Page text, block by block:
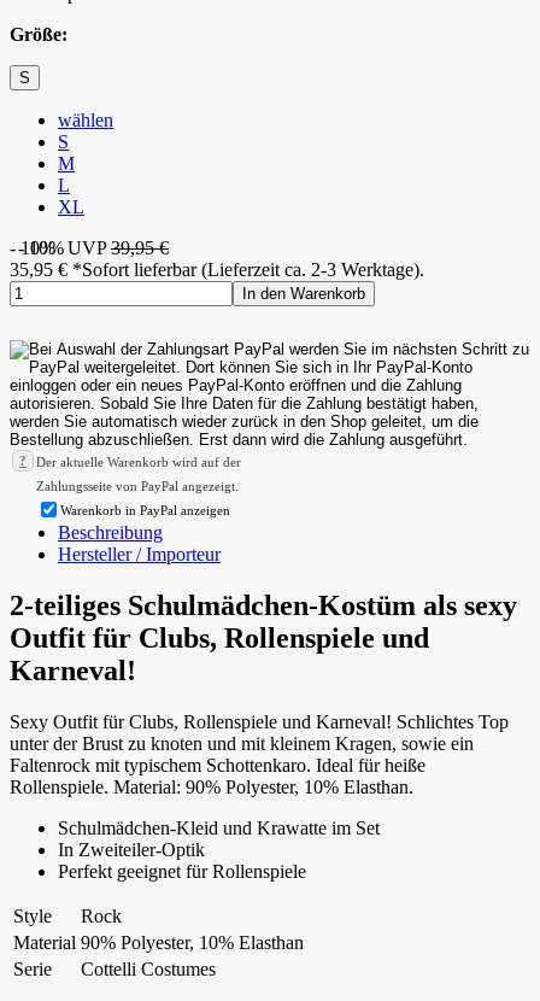
Größe:
S
wählen
S
M
L
XL
- 10%
- 10%UVP39,95 €
35,95 € *Sofort lieferbar (Lieferzeit ca. 2-3 Werktage).
In den Warenkorb
?
Der aktuelle Warenkorb wird auf der
Zahlungsseite von PayPal angezeigt.
Warenkorb in PayPal anzeigen
Beschreibung
Hersteller / Importeur
2-teiliges Schulmädchen-Kostüm als sexy
Outfit für Clubs, Rollenspiele und
Karneval!
Sexy Outfit für Clubs, Rollenspiele und Karneval! Schlichtes Top
unter der Brust zu knoten und mit kleinem Kragen, sowie ein
Faltenrock mit typischem Schottenkaro. Ideal für heiße
Rollenspiele. Material: 90% Polyester, 10% Elasthan.
Schulmädchen-Kleid und Krawatte im Set
In Zweiteiler-Optik
Perfekt geeignet für Rollenspiele
Style
Rock
Material 90% Polyester, 10% Elasthan
Serie
Cottelli Costumes